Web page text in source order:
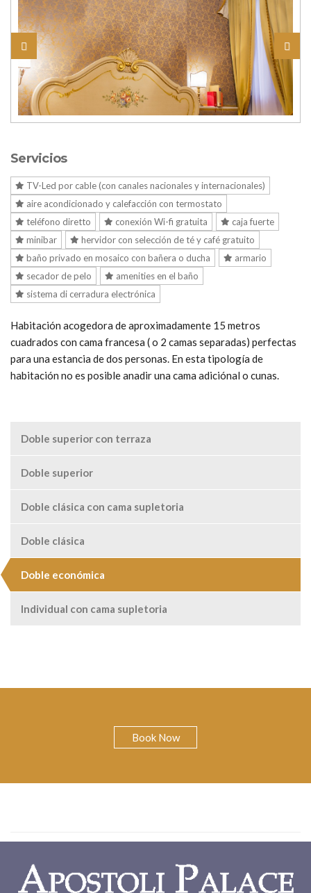
Servicios
TV-Led por cable (con canales nacionales y internacionales)
aire acondicionado y calefacción con termostato
teléfono diretto
conexión Wi-fi gratuita
caja fuerte
minibar
hervidor con selección de té y café gratuito
baño privado en mosaico con bañera o ducha
armario
secador de pelo
amenities en el baño
sistema di cerradura electrónica
Habitación acogedora de aproximadamente 15 metros
cuadrados con cama francesa ( o 2 camas separadas) perfectas
para una estancia de dos personas. En esta tipología de
habitación no es posible anadir una cama adiciónal o cunas.
Doble superior con terraza
Doble superior
Doble clásica con cama supletoria
Doble clásica
Doble económica
Individual con cama supletoria
Book Now